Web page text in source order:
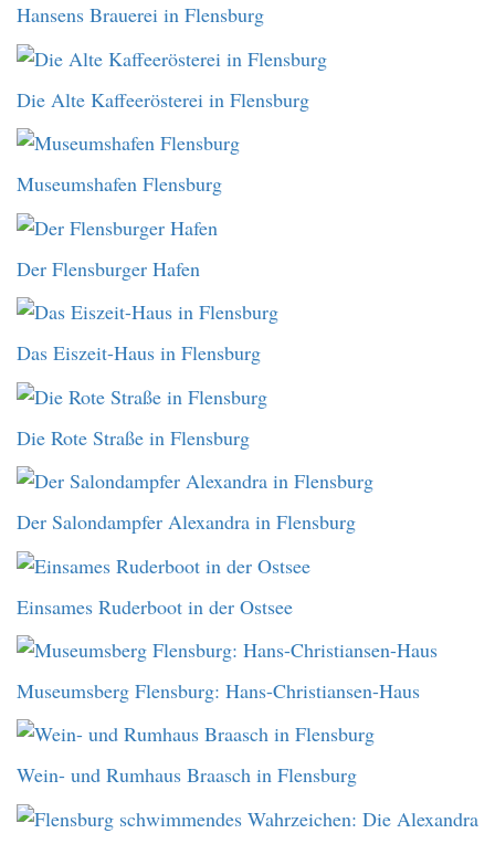
Hansens Brauerei in Flensburg
Die Alte Kaffeerösterei in Flensburg
Museumshafen Flensburg
Der Flensburger Hafen
Das Eiszeit-Haus in Flensburg
Die Rote Straße in Flensburg
Der Salondampfer Alexandra in Flensburg
Einsames Ruderboot in der Ostsee
Museumsberg Flensburg: Hans-Christiansen-Haus
Wein- und Rumhaus Braasch in Flensburg